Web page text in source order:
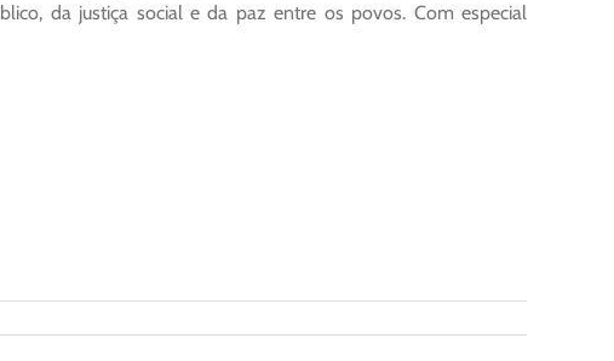
da justiça social e da paz entre os povos. Com especial